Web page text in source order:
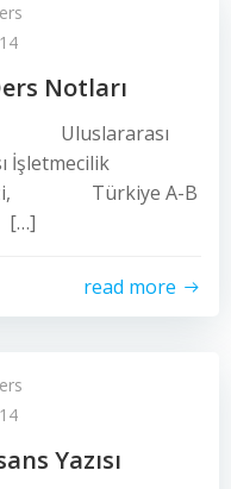
Notları
İşletmecilik
Tezi, Türkiye A-B
read more
Yazısı